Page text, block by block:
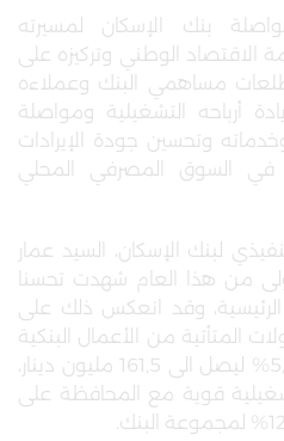
بنك الإسكان لمسيرته
الاقتصاد الوطني وتركيزه على
مساهمي البنك وعملاءه
أرباحه التشغيلية ومواصلة
وتحسين جودة الإيرادات
في السوق المصرفي المحلي
لبنك الإسكان، السيد عمار
من هذا العام شهدت تحسنا
وقد انعكس ذلك على
المتأتية من الأعمال البنكية
الرئيسية، الذي ارتفع بنسبة 5,7% ليصل الى 161,5 مليون دينار،
قوية مع المحافظة على
البنك
.